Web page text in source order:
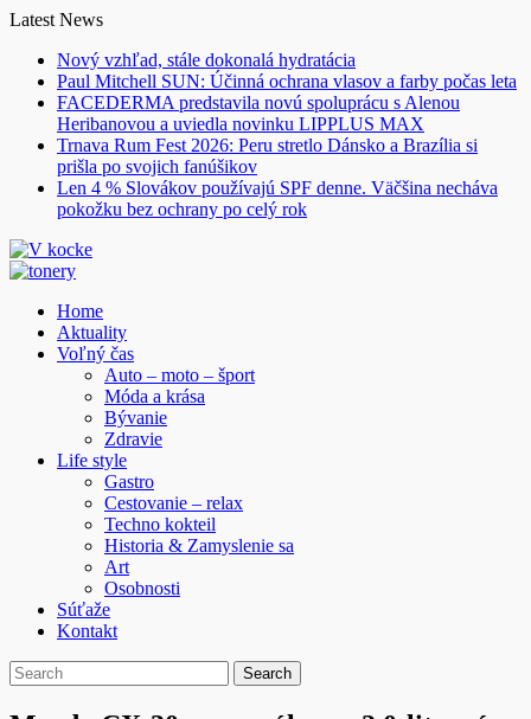
Skip
content
Latest News
Nový vzhľad, stále dokonalá hydratácia
Paul Mitchell SUN: Účinná ochrana vlasov a farby počas leta
FACEDERMA predstavila novú spoluprácu s Alenou
Heribanovou a uviedla novinku LIPPLUS MAX
Trnava Rum Fest 2026: Peru stretlo Dánsko a Brazília si
prišla po svojich fanúšikov
Len 4 % Slovákov používajú SPF denne. Väčšina necháva
pokožku bez ochrany po celý rok
Home
Aktuality
Voľný čas
Auto – moto – šport
Móda a krása
Bývanie
Zdravie
Life style
Gastro
Cestovanie – relax
Techno kokteil
Historia & Zamyslenie sa
Art
Osobnosti
Súťaže
Kontakt